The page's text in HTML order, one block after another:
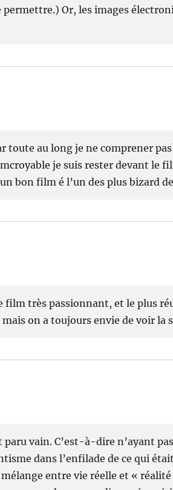
Or, les images
toute au long je ne comprener
je suis rester devant le
bon film é l’un des plus bizard
film très passionnant, et le plus
on a toujours envie de voir la
vain. C’est-à-dire n’ayant
dans l’enfilade de ce qui
entre vie réelle et «